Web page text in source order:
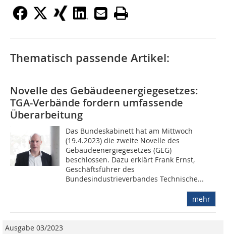
Thematisch passende Artikel:
Novelle des Gebäudeenergiegesetzes:
TGA-Verbände fordern umfassende
Überarbeitung
Das Bundeskabinett hat am Mittwoch
(19.4.2023) die zweite Novelle des
Gebäudeenergiegesetzes (GEG)
beschlossen. Dazu erklärt Frank Ernst,
Geschäftsführer des
Bundesindustrieverbandes Technische...
mehr
Ausgabe 03/2023